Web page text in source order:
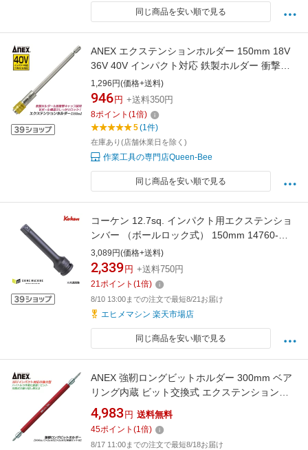
同じ商品を安い順で見る
ANEX エクステンションホルダー 150mm 18V
36V 40V インパクト対応 鉄製ホルダー 衝撃吸
収 インパクトドライバー 電動ドライバー アタ
ッチメント 延長バー エクステンションバー 日
本製 AEH-150 アネックスツール 兼古製作所
1,296円(価格+送料)
946 円 +送料350円
8ポイント (1倍)
5(1件)
在庫あり(店舗休業日を除く)
作業工具の専門店Queen-Bee
同じ商品を安い順で見る
コーケン 12.7sq. インパクト用エクステンショ
ンバー （ボールロック式） 150mm 14760-
150B Ko-ken 工具 山下工業研究所
3,089円(価格+送料)
2,339 円 +送料750円
21ポイント (1倍)
8/10 13:00までの注文で最短8/21お届け
エヒメマシン 楽天市場店
同じ商品を安い順で見る
ANEX 強靭ロングビットホルダー 300mm ベア
リング内蔵 ビット交換式 エクステンションバ
ー ホルダー ソケットビット ホルソー ギムネ ド
リル 両頭ビット付 インパクトドライバー ネジ
まわし 穴あけ 日本製 ALHP-300 兼古製作所
4,983 円 送料無料
45ポイント (1倍)
8/17 11:00までの注文で最短8/18お届け